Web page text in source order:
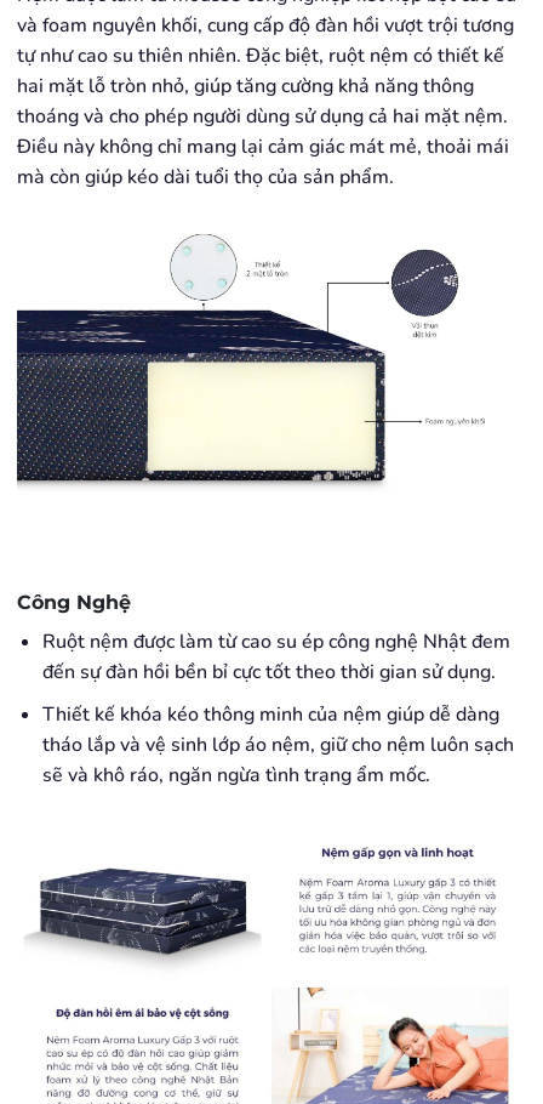
và foam nguyên khối, cung cấp độ đàn hồi vượt trội tương
tự như cao su thiên nhiên. Đặc biệt, ruột nệm có thiết kế
hai mặt lỗ tròn nhỏ, giúp tăng cường khả năng thông
thoáng và cho phép người dùng sử dụng cả hai mặt nệm.
Điều này không chỉ mang lại cảm giác mát mẻ, thoải mái
mà còn giúp kéo dài tuổi thọ của sản phẩm.
Công Nghệ
Ruột nệm được làm từ cao su ép công nghệ Nhật đem
đến sự đàn hồi bền bỉ cực tốt theo thời gian sử dụng.
Thiết kế khóa kéo thông minh của nệm giúp dễ dàng
tháo lắp và vệ sinh lớp áo nệm, giữ cho nệm luôn sạch
sẽ và khô ráo, ngăn ngừa tình trạng ẩm mốc.